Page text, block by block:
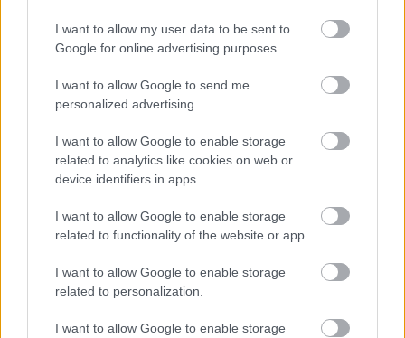
I want to allow my user data to be sent to
Google for online advertising purposes.
I want to allow Google to send me
personalized advertising.
I want to allow Google to enable storage
related to analytics like cookies on web or
device identifiers in apps.
I want to allow Google to enable storage
related to functionality of the website or app.
I want to allow Google to enable storage
related to personalization.
I want to allow Google to enable storage